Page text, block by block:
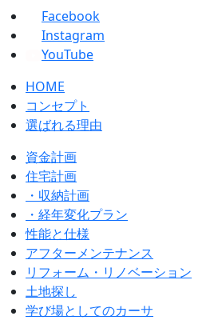
Facebook
Instagram
YouTube
HOME
コンセプト
選ばれる理由
資金計画
住宅計画
・収納計画
・経年変化プラン
性能と仕様
アフターメンテナンス
リフォーム・リノベーション
土地探し
学び場としてのカーサ